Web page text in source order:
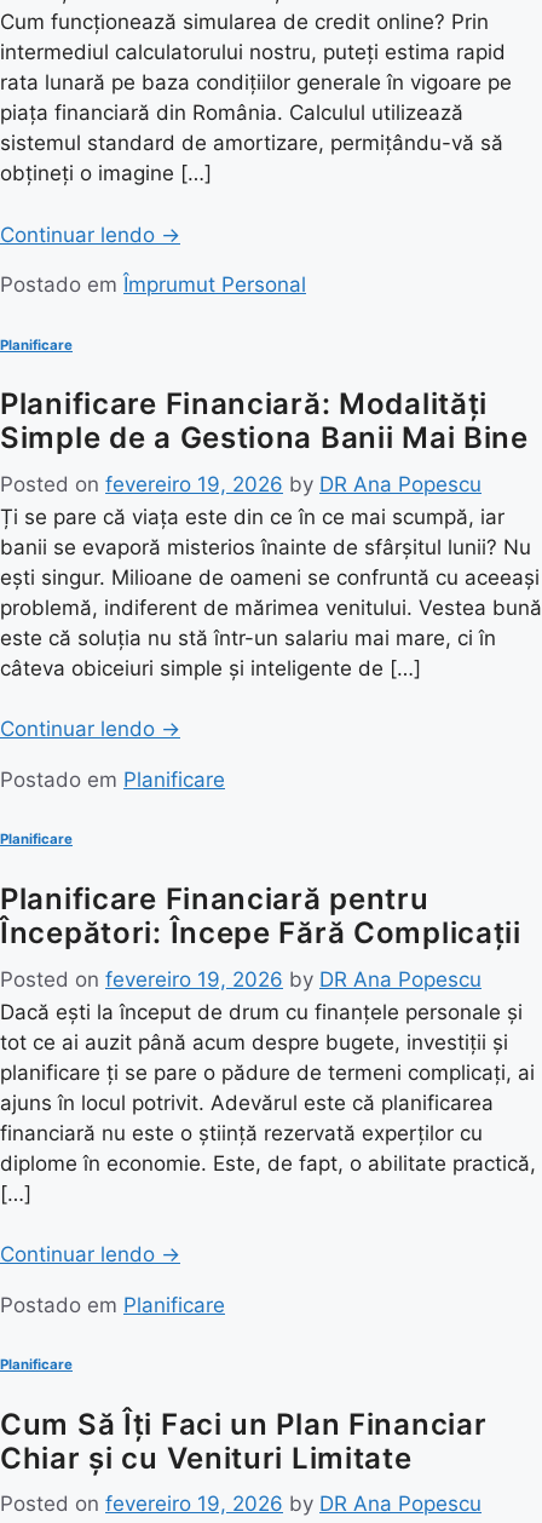
Cum funcționează simularea de credit online? Prin
intermediul calculatorului nostru, puteți estima rapid
rata lunară pe baza condițiilor generale în vigoare pe
piața financiară din România. Calculul utilizează
sistemul standard de amortizare, permițându-vă să
obțineți o imagine […]
Continuar lendo →
Postado em Împrumut Personal
Planificare
Planificare Financiară: Modalități
Simple de a Gestiona Banii Mai Bine
Posted on fevereiro 19, 2026 by DR Ana Popescu
Ți se pare că viața este din ce în ce mai scumpă, iar
banii se evaporă misterios înainte de sfârșitul lunii? Nu
ești singur. Milioane de oameni se confruntă cu aceeași
problemă, indiferent de mărimea venitului. Vestea bună
este că soluția nu stă într-un salariu mai mare, ci în
câteva obiceiuri simple și inteligente de […]
Continuar lendo →
Postado em Planificare
Planificare
Planificare Financiară pentru
Începători: Începe Fără Complicații
Posted on fevereiro 19, 2026 by DR Ana Popescu
Dacă ești la început de drum cu finanțele personale și
tot ce ai auzit până acum despre bugete, investiții și
planificare ți se pare o pădure de termeni complicați, ai
ajuns în locul potrivit. Adevărul este că planificarea
financiară nu este o știință rezervată experților cu
diplome în economie. Este, de fapt, o abilitate practică,
[…]
Continuar lendo →
Postado em Planificare
Planificare
Cum Să Îți Faci un Plan Financiar
Chiar și cu Venituri Limitate
Posted on fevereiro 19, 2026 by DR Ana Popescu